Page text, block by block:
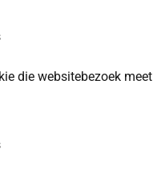
die websitebezoek meet